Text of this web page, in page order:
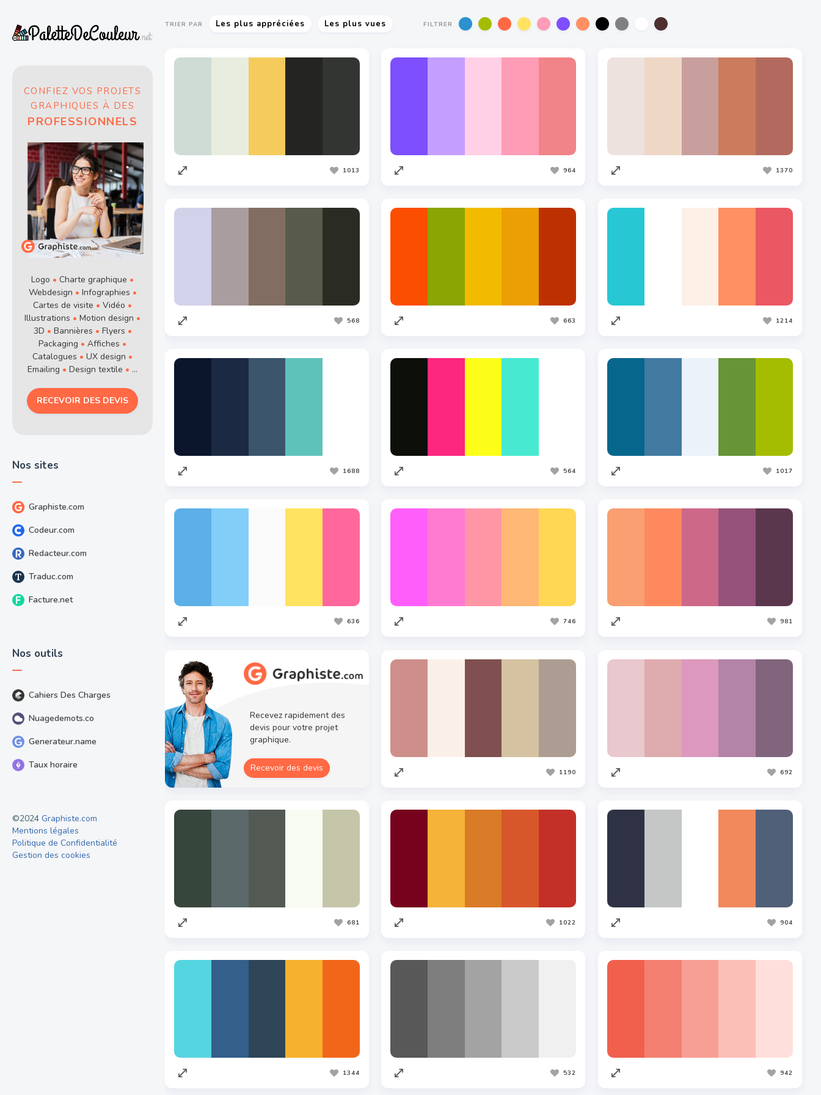
CONFIEZ VOS PROJETS
GRAPHIQUES À DES
PROFESSIONNELS
Logo • Charte graphique •
Webdesign • Infographies •
Cartes de visite • Vidéo •
Illustrations • Motion design •
3D • Bannières • Flyers •
Packaging • Affiches •
Catalogues • UX design •
Emailing • Design textile • ...
RECEVOIR DES DEVIS
Nos sites
Graphiste.com
Codeur.com
Redacteur.com
Traduc.com
Facture.net
Nos outils
Cahiers Des Charges
Nuagedemots.co
Generateur.name
Taux horaire
©2024 Graphiste.com
Mentions légales
Politique de Confidentialité
Gestion des cookies
TRIER PAR Les plus appréciées Les plus vues FILTRER
1013 964 1370
568 663 1214
1688 564 1017
636 746 981
Recevez rapidement des
devis pour votre projet
graphique.
Recevoir des devis 1190 692
681 1022 904
1344 532 942